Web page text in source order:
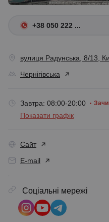
+38 050 222 ...
вулиця Радунська, 8/13,
Чернігівська
Завтра: 08:00-20:00
Показати графік
Сайт
E-mail
Соціальні мережі